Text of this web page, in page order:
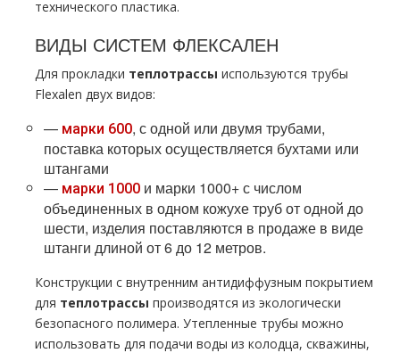
технического пластика.
ВИДЫ СИСТЕМ ФЛЕКСАЛЕН
Для прокладки тeплoтpaссы используются тpубы
Flехalеn двух видов:
— марки 600, с одной или двумя тpубами,
поставка которых осуществляется бухтами или
штангами
— марки 1000 и марки 1000+ с числом
объединенных в одном кожухе тpуб от одной до
шести, изделия поставляются в продаже в виде
штанги длиной от 6 до 12 метров.
Конструкции с внутренним антидиффузным покрытием
для тeплoтpaссы производятся из экологически
безопасного полимера. Утепленные тpубы можно
использовать для подачи воды из колодца, скважины,